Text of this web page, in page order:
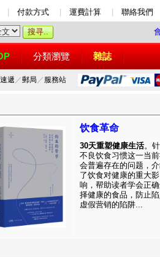
付款方式 運費計算 聯絡我們
分類瀏覽 雜誌
遞 ／郵局 ／ 服務站
饮食革命
30天重塑健康生活。
不良饮食习惯这一当
会普遍存在的问题，
了饮食对健康的重大影
响，帮助读者学会正
择健康的食品，防止陷
虚假营销的陷阱...